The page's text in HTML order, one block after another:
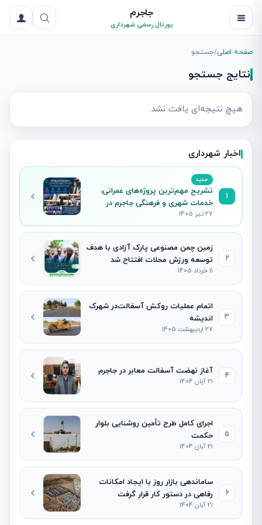
جاجرم
پورتال رسمی شهرداری
صفحه اصلی/جستجو
نتایج جستجو
هیچ نتیجه‌ای یافت نشد.
اخبار شهرداری
1
جدید
تشریح مهم‌ترین پروژه‌های عمرانی،
خدمات شهری و فرهنگی جاجرم در
نشست خبری شهردار
27 تیر 1405
2
زمین چمن مصنوعی پارک آزادی با هدف
توسعه ورزش محلات افتتاح شد
11 خرداد 1405
3
اتمام عملیات روکش آسفالت‌در شهرک
اندیشه
27 اردیبهشت 1405
4 آغاز نهضت آسفالت معابر در جاجرم
21 آبان 1404
5
اجرای کامل طرح تأمین روشنایی بلوار
حکمت
21 آبان 1404
6
ساماندهی بازار روز با ایجاد امکانات
رفاهی در دستور کار قرار گرفت
21 آبان 1404